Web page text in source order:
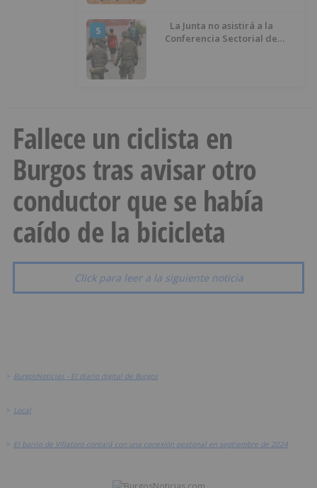
5
La Junta no asistirá a la
Conferencia Sectorial de
Fallece un ciclista en
Burgos tras avisar otro
conductor que se había
caído de la bicicleta
Click para leer a la siguiente noticia
> BurgosNoticias - El diario digital de Burgos
> Local
> El barrio de Villatoro contará con una conexión peatonal en septiembre de 2024